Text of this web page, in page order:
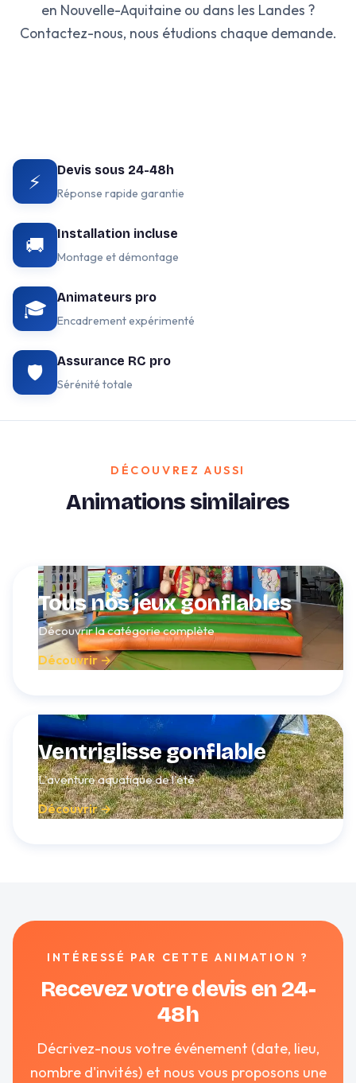
en Nouvelle-Aquitaine ou dans les Landes ?
Contactez-nous, nous étudions chaque demande.
⚡ Devis sous 24-48h
Réponse rapide garantie
🚚 Installation incluse
Montage et démontage
🎓 Animateurs pro
Encadrement expérimenté
🛡️ Assurance RC pro
Sérénité totale
DÉCOUVREZ AUSSI
Animations similaires
Tous nos jeux gonflables
Découvrir la catégorie complète
Découvrir →
Ventriglisse gonflable
L'aventure aquatique de l'été
Découvrir →
INTÉRESSÉ PAR CETTE ANIMATION ?
Recevez votre devis en 24-
48h
Décrivez-nous votre événement (date, lieu,
nombre d'invités) et nous vous proposons une